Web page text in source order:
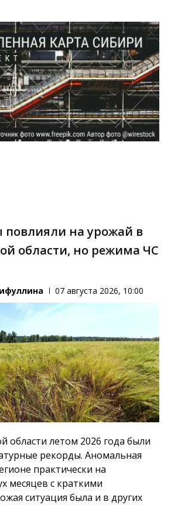
на урожай в
области, но режима ЧС
07 августа 2026, 10:00
области летом 2026 года были
рекорды. Аномальная
практически на
месяцев с краткими
ситуация была и в других